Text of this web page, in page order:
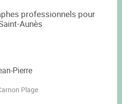
professionnels pour
Aunès
Pierre
Plage